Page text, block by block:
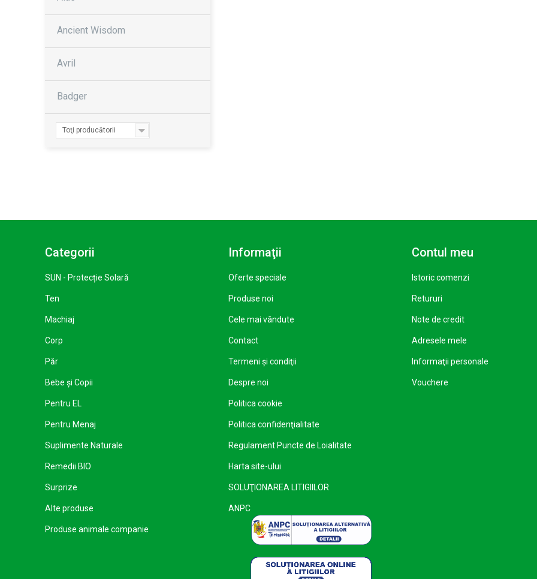
Ancient Wisdom
Avril
Badger
Toţi producătorii
Categorii
SUN - Protecție Solară
Ten
Machiaj
Corp
Păr
Bebe și Copii
Pentru EL
Pentru Menaj
Suplimente Naturale
Remedii BIO
Surprize
Alte produse
Produse animale companie
Informaţii
Oferte speciale
Produse noi
Cele mai vândute
Contact
Termeni şi condiţii
Despre noi
Politica cookie
Politica confidenţialitate
Regulament Puncte de Loialitate
Harta site-ului
SOLUŢIONAREA LITIGIILOR
ANPC
Contul meu
Istoric comenzi
Retururi
Note de credit
Adresele mele
Informaţii personale
Vouchere